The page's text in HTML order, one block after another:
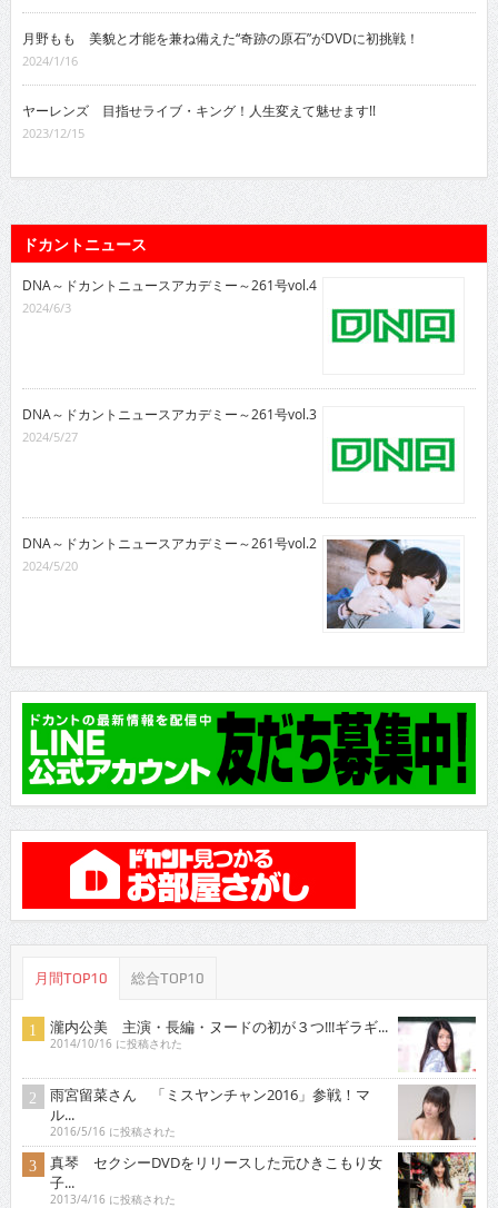
月野もも 美貌と才能を兼ね備えた“奇跡の原石”がDVDに初挑戦！
2024/1/16
ヤーレンズ 目指せライブ・キング！人生変えて魅せます!!
2023/12/15
ドカントニュース
DNA～ドカントニュースアカデミー～261号vol.4
2024/6/3
DNA～ドカントニュースアカデミー～261号vol.3
2024/5/27
DNA～ドカントニュースアカデミー～261号vol.2
2024/5/20
月間TOP10 総合TOP10
瀧内公美 主演・長編・ヌードの初が３つ!!!ギラギ...
2014/10/16 に投稿された
雨宮留菜さん 「ミスヤンチャン2016」参戦！マ
ル...
2016/5/16 に投稿された
真琴 セクシーDVDをリリースした元ひきこもり女
子...
2013/4/16 に投稿された